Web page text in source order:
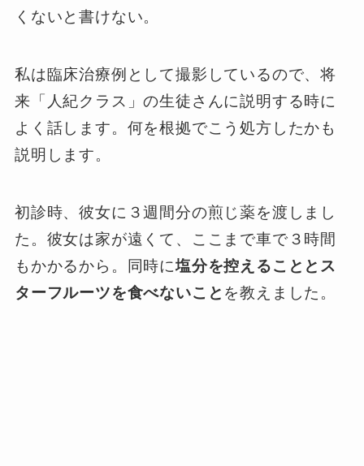
くないと書けない。
私は臨床治療例として撮影しているので、将
来「人紀クラス」の生徒さんに説明する時に
よく話します。何を根拠でこう処方したかも
説明します。
初診時、彼女に３週間分の煎じ薬を渡しまし
た。彼女は家が遠くて、ここまで車で３時間
もかかるから。同時に塩分を控えることとス
ターフルーツを食べないこと を教えました。